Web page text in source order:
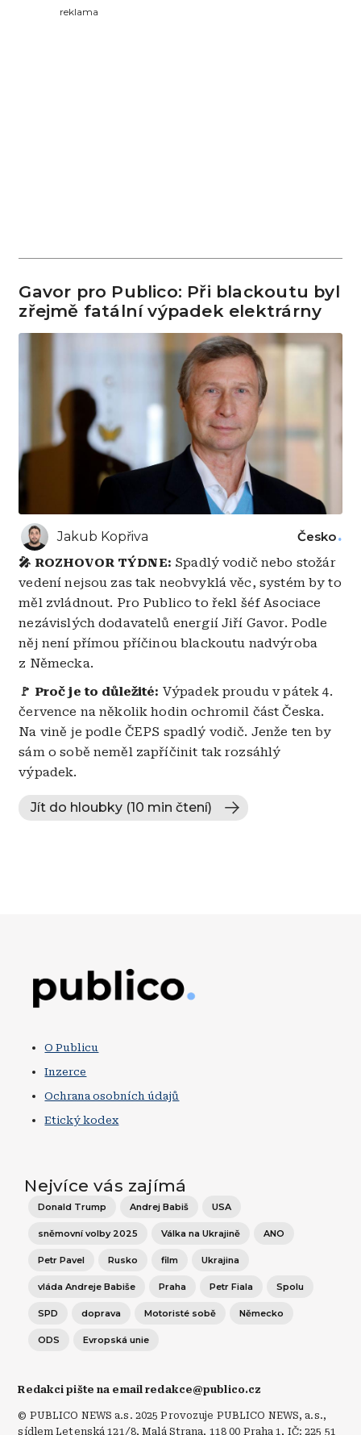
reklama
Gavor pro Publico: Při blackoutu byl
zřejmě fatální výpadek elektrárny
Jakub Kopřiva Česko
🎤 ROZHOVOR TÝDNE: Spadlý vodič nebo stožár
vedení nejsou zas tak neobvyklá věc, systém by to
měl zvládnout. Pro Publico to řekl šéf Asociace
nezávislých dodavatelů energií Jiří Gavor. Podle
něj není přímou příčinou blackoutu nadvýroba
z Německa.
🚩 Proč je to důležité: Výpadek proudu v pátek 4.
července na několik hodin ochromil část Česka.
Na vině je podle ČEPS spadlý vodič. Jenže ten by
sám o sobě neměl zapříčinit tak rozsáhlý
výpadek.
Jít do hloubky (10 min čtení)
O Publicu
Inzerce
Ochrana osobních údajů
Etický kodex
Nejvíce vás zajímá
Donald Trump Andrej Babiš USA
sněmovní volby 2025 Válka na Ukrajině ANO
Petr Pavel Rusko film Ukrajina
vláda Andreje Babiše Praha Petr Fiala Spolu
SPD doprava Motoristé sobě Německo
ODS Evropská unie
Redakci pište na email redakce@publico.cz
© PUBLICO NEWS a.s. 2025 Provozuje PUBLICO NEWS, a.s.,
sídlem Letenská 121/8, Malá Strana, 118 00 Praha 1, IČ: 225 51